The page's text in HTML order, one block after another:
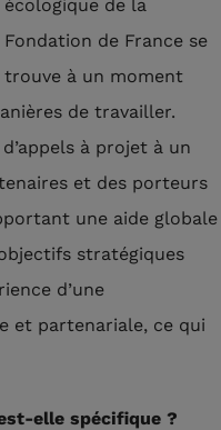
écologique de la
Fondation de France se
trouve à un moment
de travailler.
à projet à un
et des porteurs
une aide globale
stratégiques
d’une
et partenariale, ce qui
elle spécifique ?